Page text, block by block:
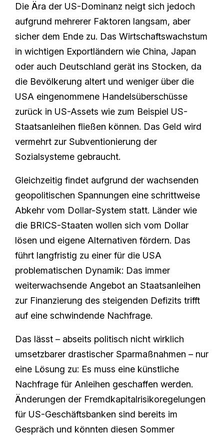
Die Ära der US-Dominanz neigt sich jedoch
aufgrund mehrerer Faktoren langsam, aber
sicher dem Ende zu. Das Wirtschaftswachstum
in wichtigen Exportländern wie China, Japan
oder auch Deutschland gerät ins Stocken, da
die Bevölkerung altert und weniger über die
USA eingenommene Handelsüberschüsse
zurück in US-Assets wie zum Beispiel US-
Staatsanleihen fließen können. Das Geld wird
vermehrt zur Subventionierung der
Sozialsysteme gebraucht.
Gleichzeitig findet aufgrund der wachsenden
geopolitischen Spannungen eine schrittweise
Abkehr vom Dollar-System statt. Länder wie
die BRICS-Staaten wollen sich vom Dollar
lösen und eigene Alternativen fördern. Das
führt langfristig zu einer für die USA
problematischen Dynamik: Das immer
weiterwachsende Angebot an Staatsanleihen
zur Finanzierung des steigenden Defizits trifft
auf eine schwindende Nachfrage.
Das lässt – abseits politisch nicht wirklich
umsetzbarer drastischer Sparmaßnahmen – nur
eine Lösung zu: Es muss eine künstliche
Nachfrage für Anleihen geschaffen werden.
Änderungen der Fremdkapitalrisikoregelungen
für US-Geschäftsbanken sind bereits im
Gespräch und könnten diesen Sommer